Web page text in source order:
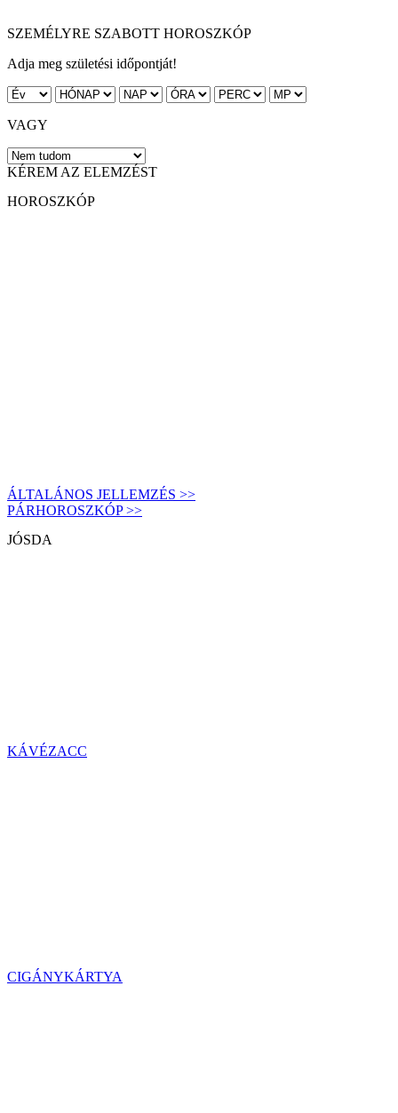
SZEMÉLYRE SZABOTT HOROSZKÓP
Adja meg születési időpontját!
VAGY
KÉREM AZ ELEMZÉST
HOROSZKÓP
ÁLTALÁNOS JELLEMZÉS >>
PÁRHOROSZKÓP >>
JÓSDA
KÁVÉZACC
CIGÁNYKÁRTYA